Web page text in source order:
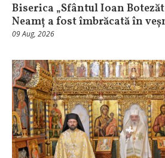
Biserica „Sfântul Ioan
Neamț a fost îmbrăcată în
09 Aug, 2026